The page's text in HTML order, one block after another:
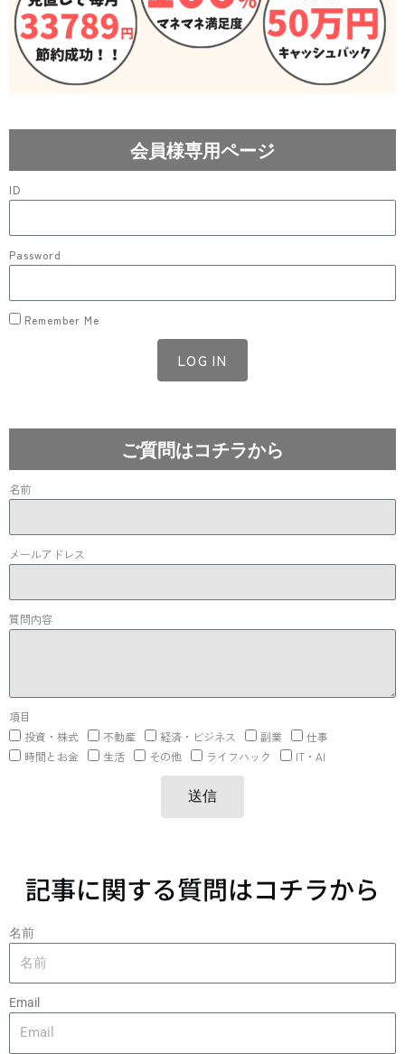
会員様専用ページ
ID
Password
Remember Me
LOG IN
ご質問はコチラから
名前
メールアドレス
質問内容
項目
投資・株式
不動産 経済・ビジネス 副業
仕事
時間とお金
生活 その他 ライフハック IT・AI
送信
記事に関する質問はコチラから
名前
Email